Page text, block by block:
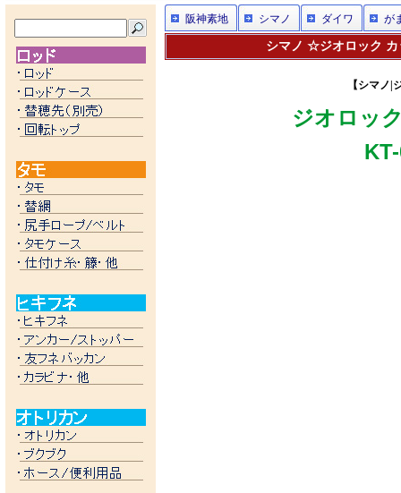
阪神素地 シマノ ダイワ が
シマノ ☆ジオロック カ
【シマノ|
ジオロッ